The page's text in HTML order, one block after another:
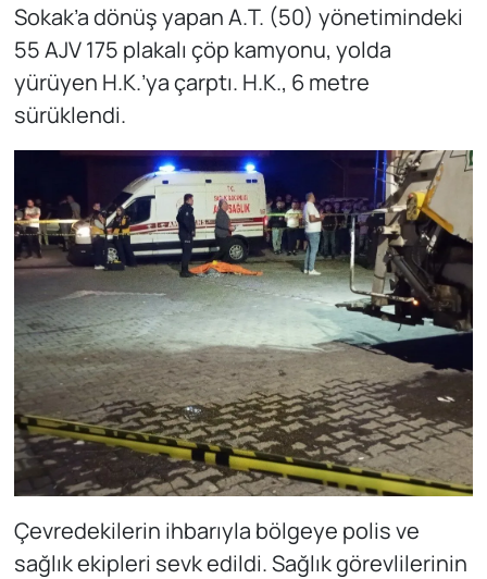
Sokak’a dönüş yapan A.T. (50) yönetimindeki
55 AJV 175 plakalı çöp kamyonu, yolda
yürüyen H.K.’ya çarptı. H.K., 6 metre
sürüklendi.
Çevredekilerin ihbarıyla bölgeye polis ve
sağlık ekipleri sevk edildi. Sağlık görevlilerinin